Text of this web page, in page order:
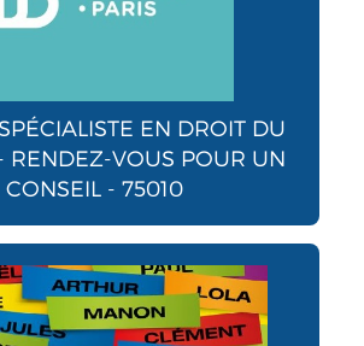
EN DROIT DU
RENDEZ-VOUS POUR UN
CONSEIL - 75010